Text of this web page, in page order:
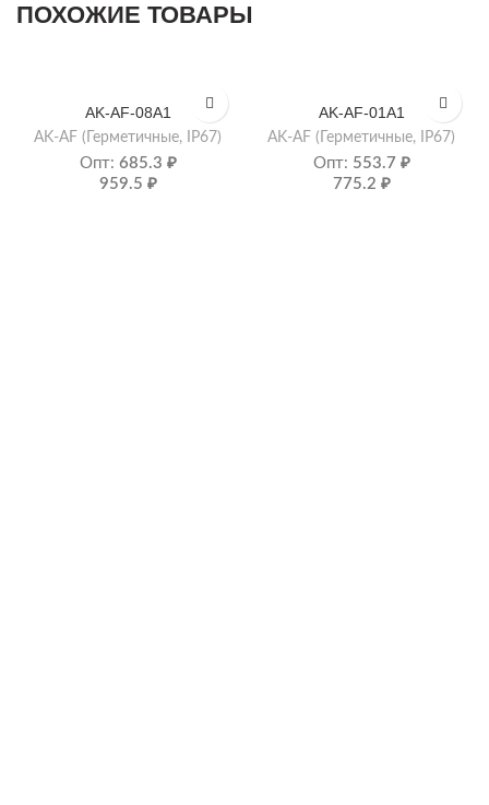
ПОХОЖИЕ ТОВАРЫ
AK-AF-08A1
AK-AF (Герметичные, IP67)
959.5 ₽
Опт: 685.3 ₽
AK-AF-01A1
AK-AF (Герметичные, IP67)
775.2 ₽
Опт: 553.7 ₽